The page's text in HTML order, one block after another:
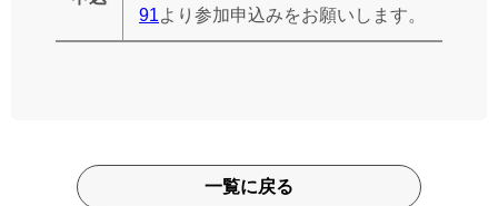
91より参加申込みをお願いします。
一覧に戻る